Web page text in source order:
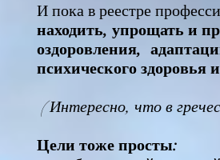
И пока в реестре
находить, упрощать и
оздоровления,
психического здоровья
( Интересно, что в
Цели тоже просты: